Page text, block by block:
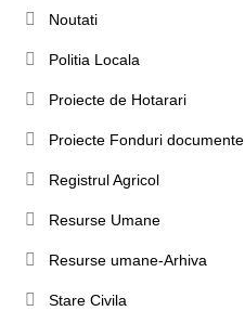
Noutati
Politia Locala
Proiecte de Hotarari
Proiecte Fonduri documente
Registrul Agricol
Resurse Umane
Resurse umane-Arhiva
Stare Civila